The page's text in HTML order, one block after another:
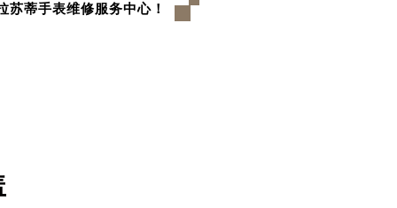
蒂手表维修服务中心！